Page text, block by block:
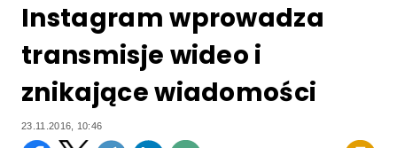
Instagram wprowadza
transmisje wideo i
znikające wiadomości
23.11.2016, 10:46